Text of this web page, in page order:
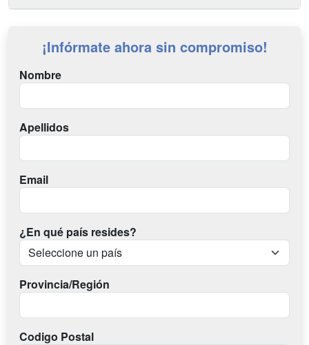
¡Infórmate ahora sin compromiso!
Nombre
Apellidos
Email
¿En qué país resides?
Provincia/Región
Codigo Postal